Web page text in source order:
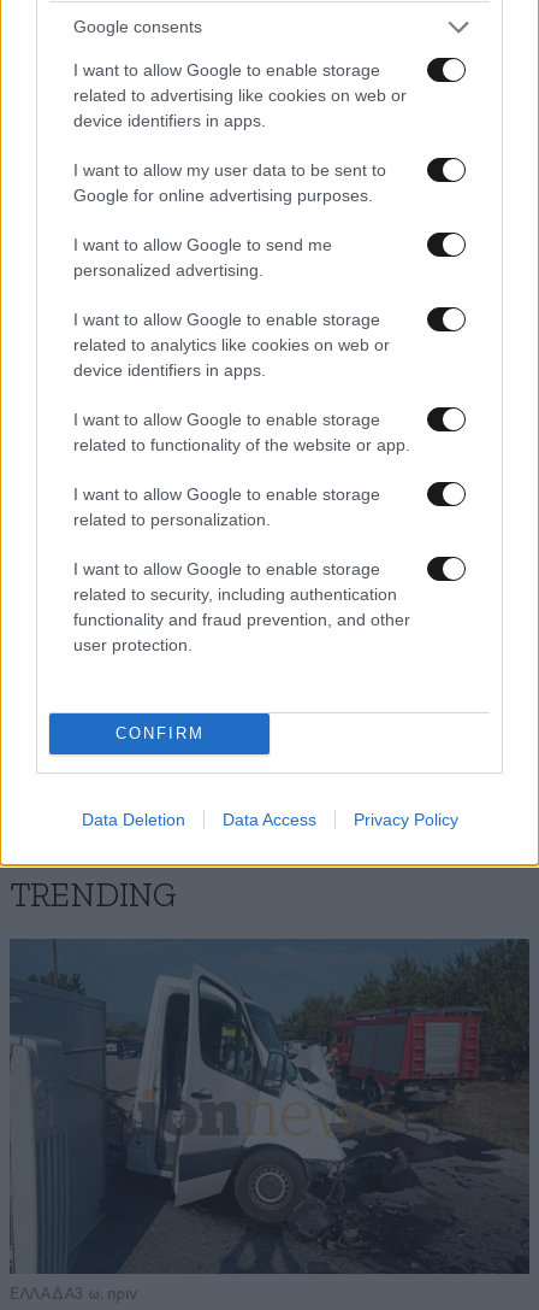
Google consents
I want to allow Google to enable storage
related to advertising like cookies on web or
device identifiers in apps.
I want to allow my user data to be sent to
Google for online advertising purposes.
I want to allow Google to send me
personalized advertising.
I want to allow Google to enable storage
related to analytics like cookies on web or
device identifiers in apps.
I want to allow Google to enable storage
related to functionality of the website or app.
I want to allow Google to enable storage
related to personalization.
I want to allow Google to enable storage
related to security, including authentication
functionality and fraud prevention, and other
user protection.
CONFIRM
Data Deletion Data Access Privacy Policy
Αισχροκέρδεια παντού αρπαχτή είμαστε για νέο
Απαντήστε
Από πότε η απλή σύσταση έγινε προστιμο(!) ρε παιδιά
Απαντήστε
tana 12·07·2022 13:05
πληρωσει ο κοσμος τις γνωστες αλυσιδες ηλεκτρικων.
Απαντήστε 1
TRENDING
ΕΛΛΑΔΑ3 ω. πριν